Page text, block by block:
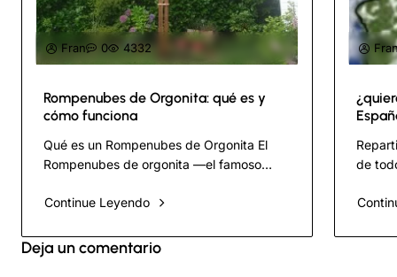
Fran 0 4332
Rompenubes de Orgonita: qué es y
cómo funciona
Qué es un Rompenubes de Orgonita El
Rompenubes de orgonita —el famoso
probablemente el dispositivo más llamati..
Continue Leyendo
de
Deja un comentario